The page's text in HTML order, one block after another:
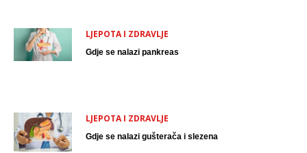
LJEPOTA I ZDRAVLJE
Gdje se nalazi pankreas
LJEPOTA I ZDRAVLJE
Gdje se nalazi gušterača i slezena